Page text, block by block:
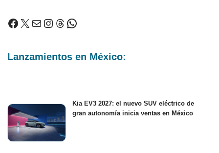
Lanzamientos en México:
Kia EV3 2027: el nuevo SUV eléctrico de
gran autonomía inicia ventas en México